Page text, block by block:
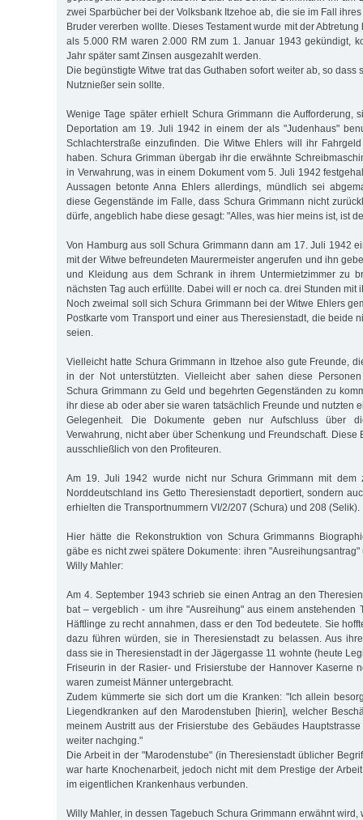
zwei Sparbücher bei der Volksbank Itzehoe ab, die sie im Fall
Bruder vererben wollte. Dieses Testament wurde mit der
als 5.000 RM waren 2.000 RM zum 1. Januar 1943 gekündigt,
Jahr später samt Zinsen ausgezahlt werden.
Die begünstigte Witwe trat das Guthaben sofort weiter ab, so dass
Nutznießer sein sollte.
Wenige Tage später erhielt Schura Grimmann die Aufforderung,
Deportation am 19. Juli 1942 in einem der als "Judenhaus"
Schlachterstraße einzufinden. Die Witwe Ehlers will ihr
haben. Schura Grimman übergab ihr die erwähnte
in Verwahrung, was in einem Dokument vom 5. Juli 1942
Aussagen betonte Anna Ehlers allerdings, mündlich sei
diese Gegenstände im Falle, dass Schura Grimmann nicht
dürfe, angeblich habe diese gesagt: "Alles, was hier meins ist, ist
Von Hamburg aus soll Schura Grimmann dann am 17. Juli 1942
mit der Witwe befreundeten Maurermeister angerufen und ihn
und Kleidung aus dem Schrank in ihrem Untermietzimmer zu
nächsten Tag auch erfüllte. Dabei will er noch ca. drei Stunden mit
Noch zweimal soll sich Schura Grimmann bei der Witwe Ehlers
Postkarte vom Transport und einer aus Theresienstadt, die beide
seien.
Vielleicht hatte Schura Grimmann in Itzehoe also gute Freunde,
in der Not unterstützten. Vielleicht aber sahen diese
Schura Grimmann zu Geld und begehrten Gegenständen zu
ihr diese ab oder aber sie waren tatsächlich Freunde und nutzten
Gelegenheit. Die Dokumente geben nur Aufschluss über
Verwahrung, nicht aber über Schenkung und Freundschaft. Diese
ausschließlich von den Profiteuren.
Am 19. Juli 1942 wurde nicht nur Schura Grimmann mit dem
Norddeutschland ins Getto Theresienstadt deportiert, sondern
erhielten die Transportnummern VI/2/207 (Schura) und 208 (Selik).
Hier hätte die Rekonstruktion von Schura Grimmanns
gäbe es nicht zwei spätere Dokumente: ihren
Willy Mahler:
Am 4. September 1943 schrieb sie einen Antrag an den
bat – vergeblich - um ihre "Ausreihung" aus einem anstehenden
Häftlinge zu recht annahmen, dass er den Tod bedeutete. Sie
dazu führen würden, sie in Theresienstadt zu belassen. Aus
dass sie in Theresienstadt in der Jägergasse 11 wohnte (heute
Friseurin in der Rasier- und Frisierstube der Hannover Kaserne
waren zumeist Männer untergebracht.
Zudem kümmerte sie sich dort um die Kranken: "Ich allein
Liegendkranken auf den Marodenstuben [hierin], welcher
meinem Austritt aus der Frisierstube des Gebäudes
weiter nachging."
Die Arbeit in der "Marodenstube" (in Theresienstadt üblicher
war harte Knochenarbeit, jedoch nicht mit dem Prestige der
im eigentlichen Krankenhaus verbunden.
Willy Mahler, in dessen Tagebuch Schura Grimmann erwähnt wird,